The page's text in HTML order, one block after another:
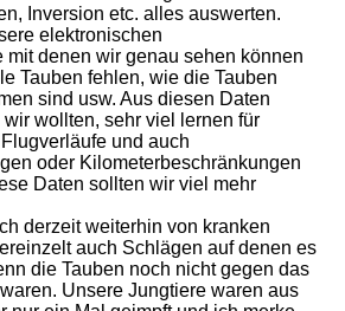
Inversion etc. alles auswerten.
elektronischen
mit denen wir genau sehen können
Tauben fehlen, wie die Tauben
sind usw. Aus diesen Daten
wir wollten, sehr viel lernen für
und auch
oder Kilometerbeschränkungen
Daten sollten wir viel mehr
derzeit weiterhin von kranken
auch Schlägen auf denen es
die Tauben noch nicht gegen das
Unsere Jungtiere waren aus